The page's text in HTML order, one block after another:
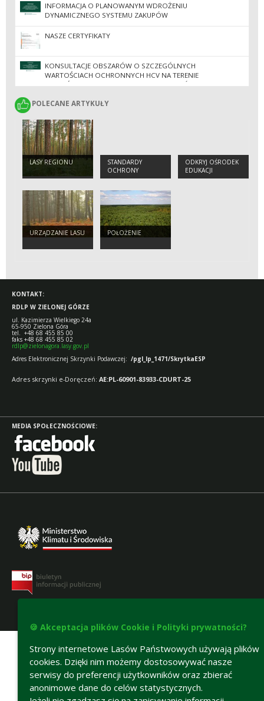
INFORMACJA O PLANOWANYM WDROŻENIU
DYNAMICZNEGO SYSTEMU ZAKUPÓW
NASZE CERTYFIKATY
KONSULTACJE OBSZARÓW O SZCZEGÓLNYCH
WARTOŚCIACH OCHRONNYCH HCV NA TERENIE
NADLEŚNICTW REGIONALNEJ DYREKCJI LASÓW
POLECANE ARTYKUŁY
POLECANE ARTYKUŁY
LASY REGIONU
STANDARDY
OCHRONY
MAŁOLETNICH
ODKRYJ OŚRODEK
EDUKACJI
PRZYRODNICZO-
URZĄDZANIE LASU POŁOŻENIE
KONTAKT:
RDLP W ZIELONEJ GÓRZE
ul. Kazimierza Wielkiego 24a
65-950 Zielona Góra
tel. +48 68 455 85 00
faks +48 68 455 85 02
rdlp@zielonagora.lasy.gov.pl
Adres Elektronicznej Skrzynki Podawczej: /pgl_lp_1471/SkrytkaESP
Adres skrzynki e-Doręczeń: AE:PL-60901-83933-CDURT-25
MEDIA SPOŁECZNOŚCIOWE:
Deklaracja dostępności
🍪 Akceptacja plików Cookie i Polityki prywatności?
Strony internetowe Lasów Państwowych używają plików
cookies. Dzięki nim możemy dostosowywać nasze
serwisy do preferencji użytkowników oraz zbierać
anonimowe dane do celów statystycznych.